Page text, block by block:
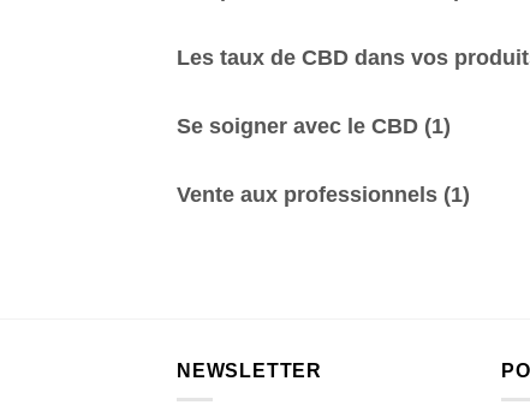
Les taux de CBD dans vos
Se soigner avec le CBD (1)
Vente aux professionnels (1)
NEWSLETTER